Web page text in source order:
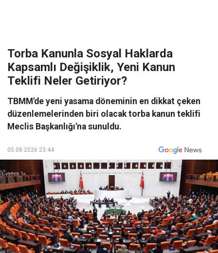
Torba Kanunla Sosyal Haklarda
Kapsamlı Değişiklik, Yeni Kanun
Teklifi Neler Getiriyor?
TBMM'de yeni yasama döneminin en dikkat çeken
düzenlemelerinden biri olacak torba kanun teklifi
Meclis Başkanlığı'na sunuldu.
05.08.2026 23:44